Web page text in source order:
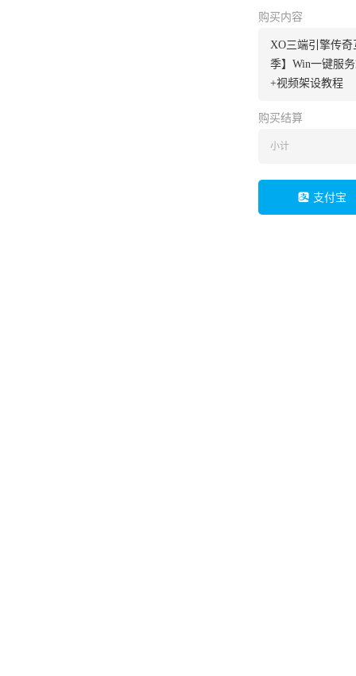
购买内容
XO三端引擎传奇
季】Win一键服
+视频架设教程
购买结算
小计
支付宝